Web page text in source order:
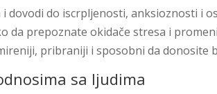
dovodi do iscrpljenosti, anksioznosti i
da prepoznate okidače stresa i
pribraniji i sposobni da donosite
sa ljudima